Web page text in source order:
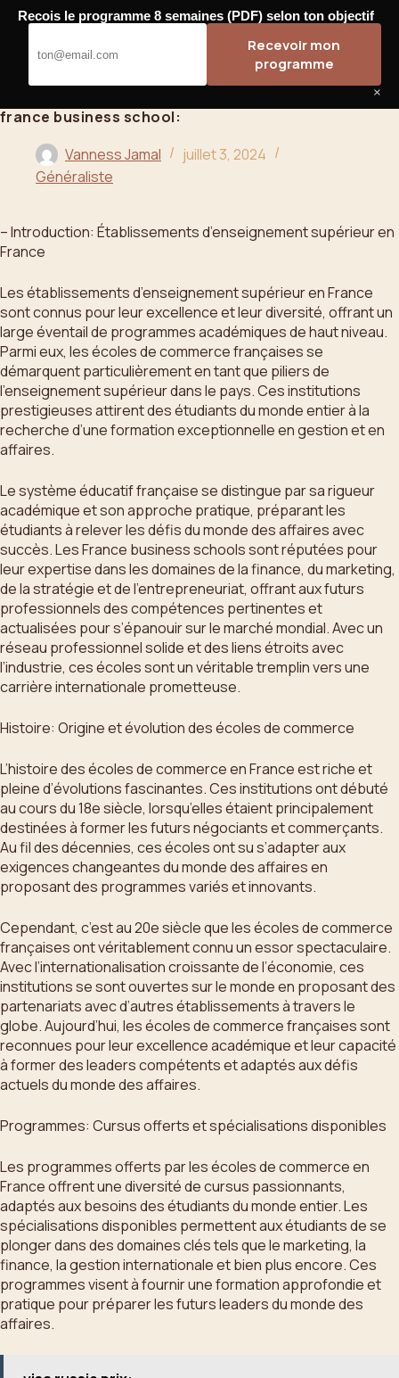
Passer
contenu
Bahoo
france business school:
Vanness Jamal
juillet 3, 2024
Généraliste
– Introduction: Établissements d’enseignement supérieur en
France
Les établissements d’enseignement supérieur en France
sont connus pour leur excellence et leur diversité, offrant un
large éventail de programmes académiques de haut niveau.
Parmi eux, les écoles de commerce françaises se
démarquent particulièrement en tant que piliers de
l’enseignement supérieur dans le pays. Ces institutions
prestigieuses attirent des étudiants du monde entier à la
recherche d’une formation exceptionnelle en gestion et en
affaires.
Le système éducatif française se distingue par sa rigueur
académique et son approche pratique, préparant les
étudiants à relever les défis du monde des affaires avec
succès. Les France business schools sont réputées pour
leur expertise dans les domaines de la finance, du marketing,
de la stratégie et de l’entrepreneuriat, offrant aux futurs
professionnels des compétences pertinentes et
actualisées pour s’épanouir sur le marché mondial. Avec un
réseau professionnel solide et des liens étroits avec
l’industrie, ces écoles sont un véritable tremplin vers une
carrière internationale prometteuse.
Histoire: Origine et évolution des écoles de commerce
L’histoire des écoles de commerce en France est riche et
pleine d’évolutions fascinantes. Ces institutions ont débuté
au cours du 18e siècle, lorsqu’elles étaient principalement
destinées à former les futurs négociants et commerçants.
Au fil des décennies, ces écoles ont su s’adapter aux
exigences changeantes du monde des affaires en
proposant des programmes variés et innovants.
Cependant, c’est au 20e siècle que les écoles de commerce
françaises ont véritablement connu un essor spectaculaire.
Avec l’internationalisation croissante de l’économie, ces
institutions se sont ouvertes sur le monde en proposant des
partenariats avec d’autres établissements à travers le
globe. Aujourd’hui, les écoles de commerce françaises sont
reconnues pour leur excellence académique et leur capacité
à former des leaders compétents et adaptés aux défis
actuels du monde des affaires.
Programmes: Cursus offerts et spécialisations disponibles
Les programmes offerts par les écoles de commerce en
France offrent une diversité de cursus passionnants,
adaptés aux besoins des étudiants du monde entier. Les
spécialisations disponibles permettent aux étudiants de se
plonger dans des domaines clés tels que le marketing, la
finance, la gestion internationale et bien plus encore. Ces
programmes visent à fournir une formation approfondie et
pratique pour préparer les futurs leaders du monde des
affaires.
Recois le programme 8 semaines (PDF) selon ton objectif
Recevoir mon
programme
×